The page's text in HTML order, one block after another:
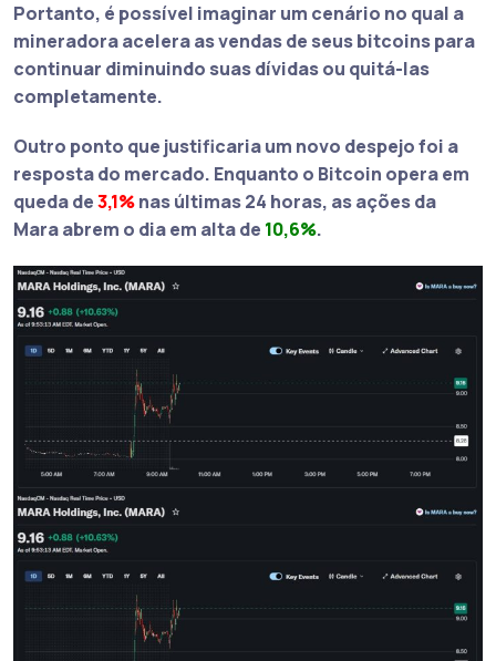
Portanto, é possível imaginar um cenário no qual a
mineradora acelera as vendas de seus bitcoins para
continuar diminuindo suas dívidas ou quitá-las
completamente.
Outro ponto que justificaria um novo despejo foi a
resposta do mercado. Enquanto o Bitcoin opera em
queda de3,1%nas últimas 24 horas, asações da
Maraabrem o dia em alta de 10,6%.